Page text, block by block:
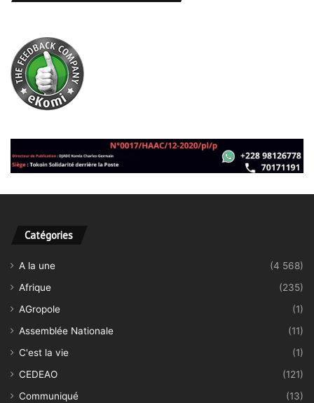
Catégories
A la une
(4 568)
Afrique
(235)
AGropole
(1)
Assemblée Nationale
(11)
C'est la vie
(1)
CEDEAO
(121)
Communiqué
(13)